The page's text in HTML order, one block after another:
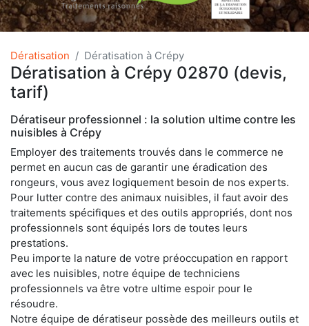
Dératisation Dératisation à Crépy
Dératisation à Crépy 02870 (devis,
tarif)
Dératiseur professionnel : la solution ultime contre les
nuisibles à Crépy
Employer des traitements trouvés dans le commerce ne
permet en aucun cas de garantir une éradication des
rongeurs, vous avez logiquement besoin de nos experts.
Pour lutter contre des animaux nuisibles, il faut avoir des
traitements spécifiques et des outils appropriés, dont nos
professionnels sont équipés lors de toutes leurs
prestations.
Peu importe la nature de votre préoccupation en rapport
avec les nuisibles, notre équipe de techniciens
professionnels va être votre ultime espoir pour le
résoudre.
Notre équipe de dératiseur possède des meilleurs outils et